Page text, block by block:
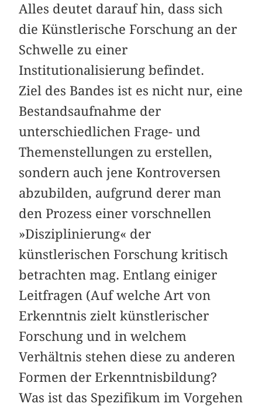
Alles deutet darauf hin, dass sich
die Künstlerische Forschung an der
Schwelle zu einer
Institutionalisierung befindet.
Ziel des Bandes ist es nicht nur, eine
Bestandsaufnahme der
unterschiedlichen Frage- und
Themenstellungen zu erstellen,
sondern auch jene Kontroversen
abzubilden, aufgrund derer man
den Prozess einer vorschnellen
»Disziplinierung« der
künstlerischen Forschung kritisch
betrachten mag. Entlang einiger
Leitfragen (Auf welche Art von
Erkenntnis zielt künstlerischer
Forschung und in welchem
Verhältnis stehen diese zu anderen
Formen der Erkenntnisbildung?
Was ist das Spezifikum im Vorgehen